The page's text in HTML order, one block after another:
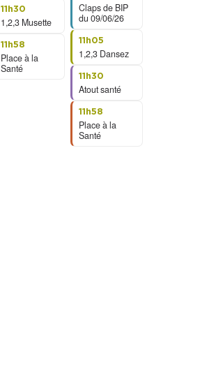
11h30
1,2,3 Musette
11h58
Place à la
Santé
Claps de BIP
du 09/06/26
11h05
1,2,3 Dansez
11h30
Atout santé
11h58
Place à la
Santé